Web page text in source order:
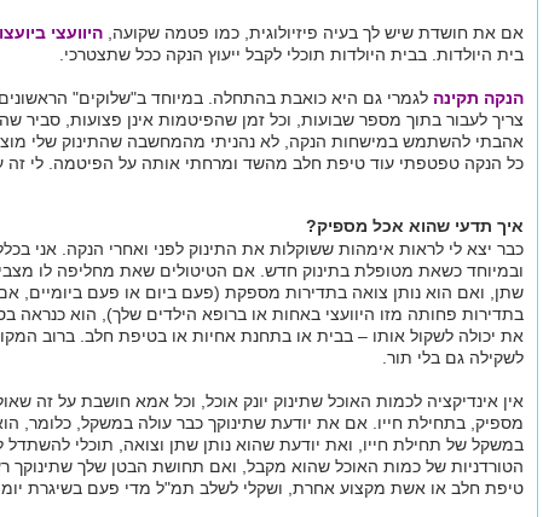
אם את חושדת שיש לך בעיה פיזיולוגית, כמו פטמה שקועה,היוועצי
בית היולדות. בבית היולדות תוכלי לקבל ייעוץ הנקה ככל שתצטרכי.
הנקה תקינה לגמרי גם היא כואבת בהתחלה. במיוחד ב"שלוקים"
צריך לעבור בתוך מספר שבועות, וכל זמן שהפיטמות אינן פצועות, סביר
אהבתי להשתמש במישחות הנקה, לא נהניתי מהמחשבה שהתינוק שלי
כל הנקה טפטפתי עוד טיפת חלב מהשד ומרחתי אותה על הפיטמה. לי זה
איך תדעי שהוא אכל מספיק?
כבר יצא לי לראות אימהות ששוקלות את התינוק לפני ואחרי הנקה. אני
ובמיוחד כשאת מטופלת בתינוק חדש. אם הטיטולים שאת מחליפה לו
שתן, ואם הוא נותן צואה בתדירות מספקת (פעם ביום או פעם ביומיים,
בתדירות פחותה מזו היוועצי באחות או ברופא הילדים שלך), הוא כנראה
את יכולה לשקול אותו – בבית או בתחנת אחיות או בטיפת חלב. ברוב
לשקילה גם בלי תור.
אין אינדיקציה לכמות האוכל שתינוק יונק אוכל, וכל אמא חושבת על זה
מספיק, בתחילת חייו. אם את יודעת שתינוקך כבר עולה במשקל, כלומר,
במשקל של תחילת חייו, ואת יודעת שהוא נותן שתן וצואה, תוכלי
הטורדניות של כמות האוכל שהוא מקבל, ואם תחושת הבטן שלך שתינוקך
טיפת חלב או אשת מקצוע אחרת, ושקלי לשלב תמ"ל מדי פעם בשיגרת